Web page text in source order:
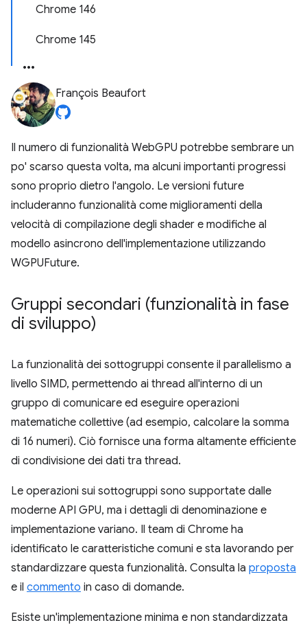
Chrome 146
Chrome 145
François Beaufort
Il numero di funzionalità WebGPU potrebbe sembrare un
po' scarso questa volta, ma alcuni importanti progressi
sono proprio dietro l'angolo. Le versioni future
includeranno funzionalità come miglioramenti della
velocità di compilazione degli shader e modifiche al
modello asincrono dell'implementazione utilizzando
WGPUFuture.
Gruppi secondari (funzionalità in fase
di sviluppo)
La funzionalità dei sottogruppi consente il parallelismo a
livello SIMD, permettendo ai thread all'interno di un
gruppo di comunicare ed eseguire operazioni
matematiche collettive (ad esempio, calcolare la somma
di 16 numeri). Ciò fornisce una forma altamente efficiente
di condivisione dei dati tra thread.
Le operazioni sui sottogruppi sono supportate dalle
moderne API GPU, ma i dettagli di denominazione e
implementazione variano. Il team di Chrome ha
identificato le caratteristiche comuni e sta lavorando per
standardizzare questa funzionalità. Consulta la proposta
e il commento in caso di domande.
Esiste un'implementazione minima e non standardizzata